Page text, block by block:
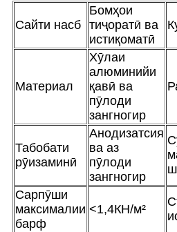
Сайти насб
Бомҳои
тиҷоратӣ ва
истиқоматӣ
Материал
Хӯлаи
алюминийи
қавӣ ва
пӯлоди
зангногир
Табобати
рӯизаминӣ
Анодизатсия
ва аз
пӯлоди
зангногир
Сарпӯши
максималии
барф
<1,4КН/м²